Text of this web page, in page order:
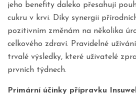
jeho benefity daleko přesahují
cukru v krvi. Díky synergii
pozitivním změnám na několika
celkového zdraví. Pravidelné
trvalé výsledky, které uživatelé
prvních týdnech.
Primární účinky přípravku